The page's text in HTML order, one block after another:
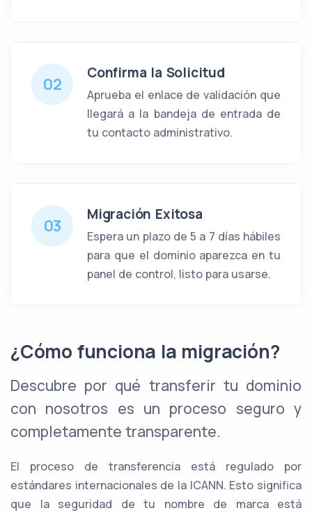
02
Confirma la Solicitud
Aprueba el enlace de validación que
llegará a la bandeja de entrada de
tu contacto administrativo.
03
Migración Exitosa
Espera un plazo de 5 a 7 días hábiles
para que el dominio aparezca en tu
panel de control, listo para usarse.
¿Cómo funciona la migración?
Descubre por qué transferir tu dominio
con nosotros es un proceso seguro y
completamente transparente.
El proceso de transferencia está regulado por
estándares internacionales de la ICANN. Esto significa
que la seguridad de tu nombre de marca está